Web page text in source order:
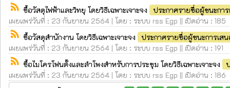
rss_feed ซื้อวัสดุไฟฟ้าและวิทยุ โดยวิธีเฉพาะเจาะจง
ประกาศรายชื่อผู้ชนะกา
เผยแพร่วันที่ : 23 กันยายน 2564 | โดย : ระบบ rss Egp || เปิดอ่าน : 185
rss_feed ซื้อวัสดุสำนักงาน โดยวิธีเฉพาะเจาะจง
ประกาศรายชื่อผู้ชนะการเส
เผยแพร่วันที่ : 23 กันยายน 2564 | โดย : ระบบ rss Egp || เปิดอ่าน : 191
rss_feed ซื้อไมโครโฟนตั้งและลำโพงสำหรับการประชุม โดยวิธีเฉพาะเจาะจง
เผยแพร่วันที่ : 23 กันยายน 2564 | โดย : ระบบ rss Egp || เปิดอ่าน : 186